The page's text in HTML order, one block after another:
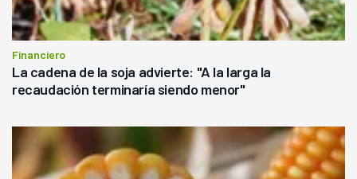
Financiero
La cadena de la soja advierte: "A la larga la
recaudación terminaría siendo menor"